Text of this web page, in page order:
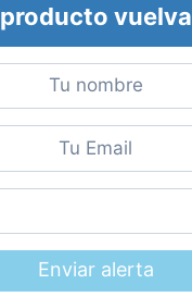
producto vuelva
Enviar alerta